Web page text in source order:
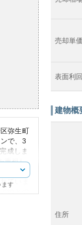
弥生町
で、3
成しま
重視し
112.38
ていま
す
売却単価
表面利
建物概
住所